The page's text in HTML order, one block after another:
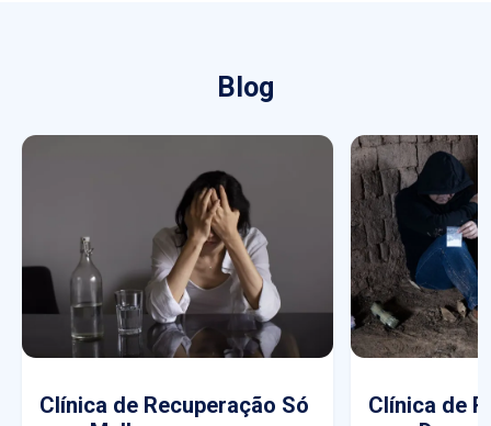
Blog
Clínica de Recuperação Só
Clínica de